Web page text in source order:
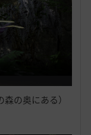
の奥にある）